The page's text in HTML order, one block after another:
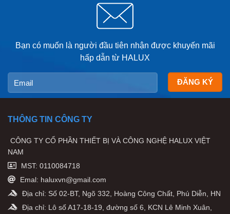
Bạn có muốn là người đầu tiên nhận được khuyến mãi
hấp dẫn từ HALUX
THÔNG TIN CÔNG TY
CÔNG TY CỔ PHẦN THIẾT BỊ VÀ CÔNG NGHỆ HALUX VIỆT
NAM
MST: 0110084718
Emal: haluxvn@gmail.com
Địa chỉ: Số 02-BT, Ngõ 332, Hoàng Công Chất, Phú Diễn, HN
Địa chỉ: Lô số A17-18-19, đường số 6, KCN Lê Minh Xuân,